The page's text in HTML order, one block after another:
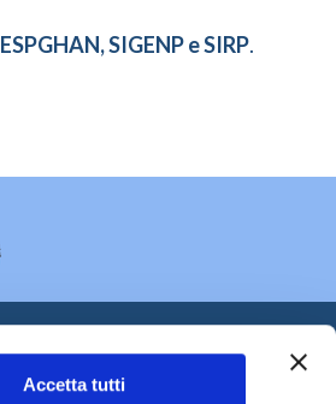
Accetta tutti
ESPGHAN, SIGENP e SIRP.